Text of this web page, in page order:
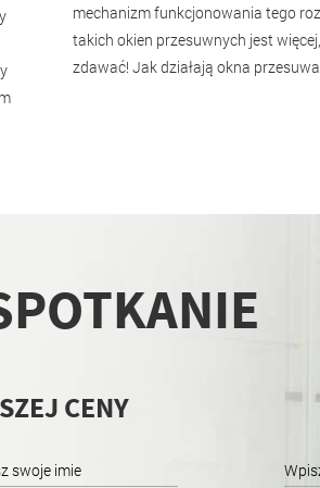
mechanizm funkcjonowania tego
takich okien przesuwnych jest
zdawać! Jak działają okna
CENY